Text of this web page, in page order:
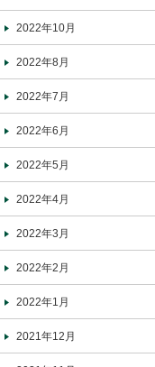
2022年10月
2022年8月
2022年7月
2022年6月
2022年5月
2022年4月
2022年3月
2022年2月
2022年1月
2021年12月